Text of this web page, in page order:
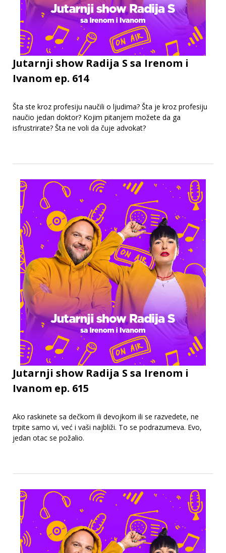
Jutarnji show Radija S sa Irenom i
Ivanom ep. 614
Šta ste kroz profesiju naučili o ljudima? Šta je kroz profesiju
naučio jedan doktor? Kojim pitanjem možete da ga
isfrustrirate? Šta ne voli da čuje advokat?
Jutarnji show Radija S sa Irenom i
Ivanom ep. 615
Ako raskinete sa dečkom ili devojkom ili se razvedete, ne
trpite samo vi, već i vaši najbliži. To se podrazumeva. Evo,
jedan otac se požalio.